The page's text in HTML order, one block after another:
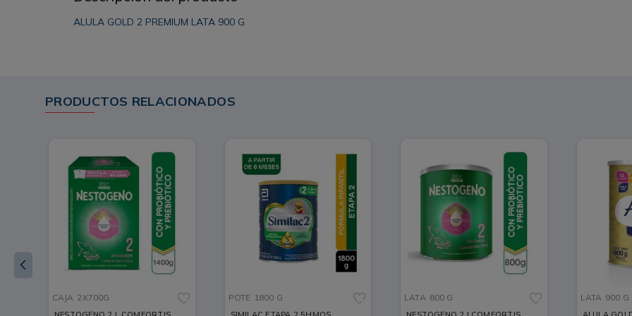
ALULA GOLD 2 PREMIUM LATA 900 G
PRODUCTOS RELACIONADOS
CAJA 2X700G POTE 1800 G LATA 800 G LATA 900 G